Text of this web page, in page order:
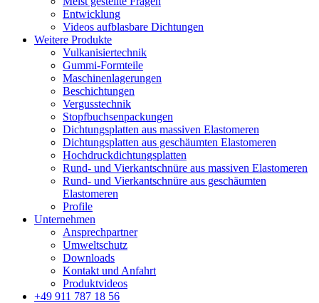
Entwicklung
Videos aufblasbare Dichtungen
Weitere Produkte
Vulkanisiertechnik
Gummi-Formteile
Maschinenlagerungen
Beschichtungen
Vergusstechnik
Stopfbuchsenpackungen
Dichtungsplatten aus massiven Elastomeren
Dichtungsplatten aus geschäumten Elastomeren
Hochdruckdichtungsplatten
Rund- und Vierkantschnüre aus massiven Elastomeren
Rund- und Vierkantschnüre aus geschäumten
Elastomeren
Profile
Unternehmen
Ansprechpartner
Umweltschutz
Downloads
Kontakt und Anfahrt
Produktvideos
+49 911 787 18 56